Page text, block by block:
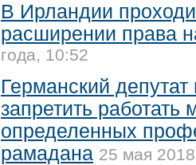
В Ирландии
расширении права
года, 10:52
Германский
запретить работать
определенных
рамадана 25 мая